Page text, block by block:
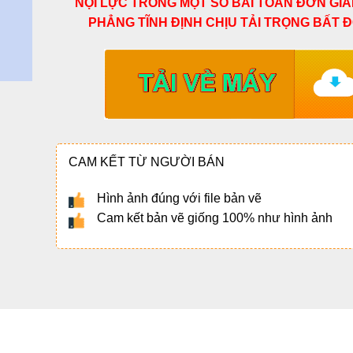
NỘI LỰC TRONG MỘT SỐ BÀI TOÁN ĐƠN
PHẲNG TĨNH ĐỊNH CHỊU TẢI TRỌNG BẤT
CAM KẾT TỪ NGƯỜI BÁN
Hình ảnh đúng với file bản vẽ
Cam kết bản vẽ giống 100% như hình ảnh